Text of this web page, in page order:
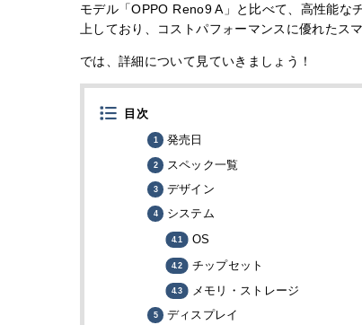
モデル「OPPO Reno9 A」と比べて、高性能な
上しており、コストパフォーマンスに優れたス
では、詳細について見ていきましょう！
目次
発売日
スペック一覧
デザイン
システム
OS
チップセット
メモリ・ストレージ
ディスプレイ